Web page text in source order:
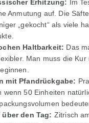
Erhitzung: Im
Anmutung auf. Die
„gekocht“ als viele
Haltbarkeit: Das
Man muss die Kur
mit Pfandrückgabe:
wenn 50 Einheiten
den Tag: Zitrisch